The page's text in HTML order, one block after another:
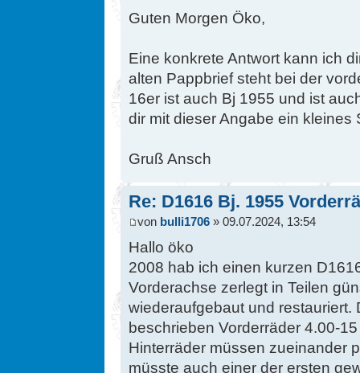
Guten Morgen Öko,
Eine konkrete Antwort kann ich
alten Pappbrief steht bei der
16er ist auch Bj 1955 und ist
dir mit dieser Angabe ein kleines
Gruß Ansch
Re: D1616 Bj. 1955
von bulli1706 » 09.07.2024, 13:54
Hallo öko
2008 hab ich einen kurzen
Vorderachse zerlegt in Teilen
wiederaufgebaut und restauriert.
beschrieben Vorderräder 4.00-
Hinterräder müssen zueinander
müsste auch einer der ersten